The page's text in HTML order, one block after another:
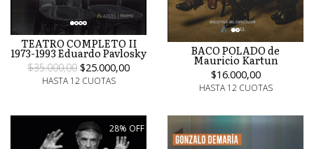
TEATRO COMPLETO II
1973-1993 Eduardo Pavlosky
$35.000,00 $25.000,00
HASTA 12 CUOTAS
BACO POLADO de
Mauricio Kartun
$16.000,00
HASTA 12 CUOTAS
28% OFF